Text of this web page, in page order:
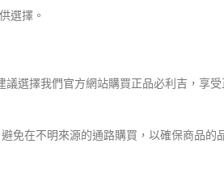
選擇。
選擇我們官方網站購買正品必利吉，享
免在不明來源的通路購買，以確保商品的